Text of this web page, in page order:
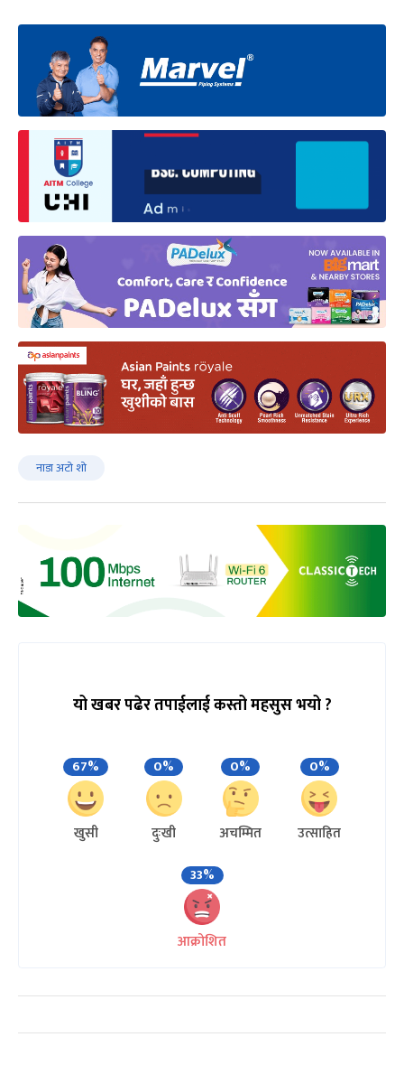
नाडा अटो शो
यो खबर पढेर तपाईलाई कस्तो महसुस भयो ?
67%
खुसी
0%
दुःखी
0%
अचम्मित
0%
उत्साहित
33%
आक्रोशित